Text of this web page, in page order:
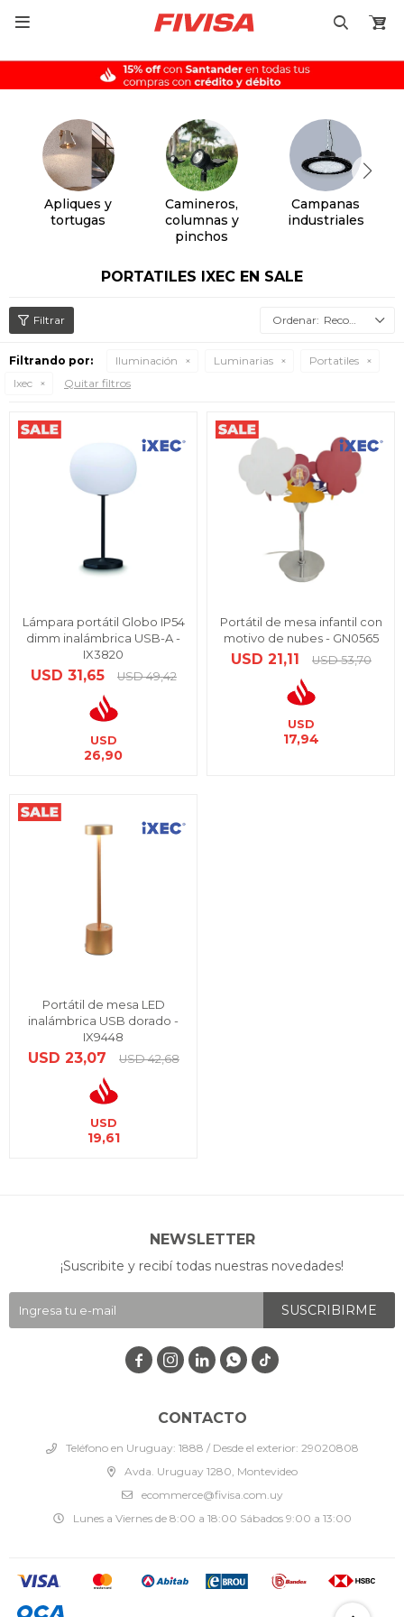

Apliques y
tortugas
Camineros,
columnas y
pinchos
Campanas
industriales
PORTATILES IXEC EN SALE
Recomendados
Filtrando por: Iluminación Luminarias
Portatiles
Ixec
Quitar filtros
Lámpara portátil Globo IP54
dimm inalámbrica USB-A -
IX3820
USD 31,65 USD 49,42
USD
26,90
Portátil de mesa infantil con
motivo de nubes - GN0565
USD 21,11 USD 53,70
USD
17,94
Portátil de mesa LED
inalámbrica USB dorado -
IX9448
USD 23,07 USD 42,68
USD
19,61
CONTACTO
Teléfono en Uruguay: 1888 / Desde el exterior: 29020808
Avda. Uruguay 1280, Montevideo
ecommerce@fivisa.com.uy
Lunes a Viernes de 8:00 a 18:00 Sábados 9:00 a 13:00
NEWSLETTER
¡Suscribite y recibí todas nuestras novedades!
SUSCRIBIRME
   